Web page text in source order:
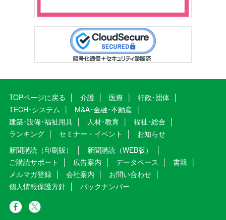
TOPページに戻る 介護 医療
行政･団体
TECH･システム
M&A･金融･不動産
建築･設備･福祉用具
人材･教育
福祉･総合
ランキング
セミナー・イベント
お知らせ
新聞購読（印刷版）
新聞購読（WEB版）
ご購読サポート
広告案内 データベース
書籍
メルマガ登録
会社案内
お問い合わせ
個人情報保護方針
バックナンバー